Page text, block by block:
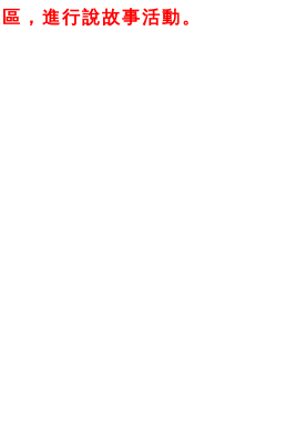
，進行說故事活動。